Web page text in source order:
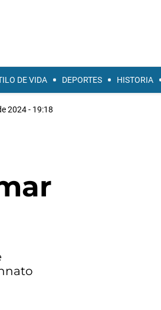
DE VIDA DEPORTES HISTORIA
2024 - 19:18